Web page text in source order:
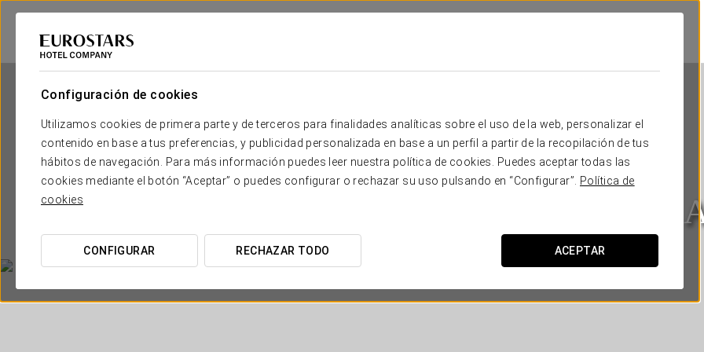
Configuración de cookies
Utilizamos cookies de primera parte y de terceros para finalidades analíticas sobre el uso de la web, personalizar el
contenido en base a tus preferencias, y publicidad personalizada en base a un perfil a partir de la recopilación de tus
hábitos de navegación. Para más información puedes leer nuestra política de cookies. Puedes aceptar todas las
cookies mediante el botón “Aceptar” o puedes configurar o rechazar su uso pulsando en “Configurar”.
Política de
cookies
CONFIGURAR RECHAZAR TODO ACEPTAR
Eurostars Old Montreal Suites &
MONTREAL